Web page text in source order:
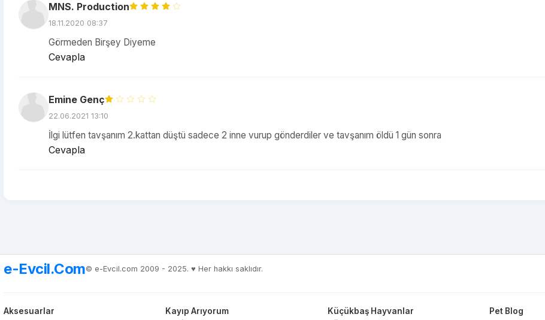
MNS. Production
18.11.2020 08:37
Görmeden Birşey Diyeme
Cevapla
Emine Genç
22.06.2021 13:10
İlgi lütfen tavşanım 2.kattan düştü sadece 2 inne vurup gönderdiler ve tavşanım öldü 1 gün sonra
Cevapla
e-Evcil.Com© e-Evcil.com 2009 - 2025. ♥️ Her hakkı saklıdır.
Aksesuarlar
Kayıp Arıyorum
Küçükbaş Hayvanlar
Pet Blog